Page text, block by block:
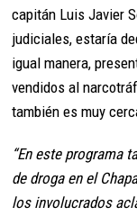
capitán Luis Javier
judiciales, estaría
igual manera,
vendidos al
también es muy
“En este programa
de droga en el
los involucrados